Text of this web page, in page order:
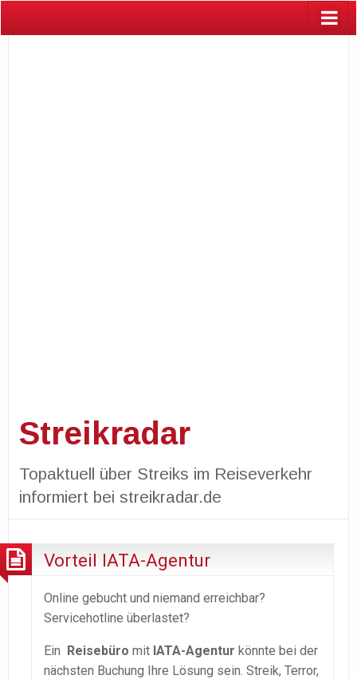
Streikradar
Topaktuell über Streiks im Reiseverkehr
informiert bei streikradar.de
Vorteil IATA-Agentur
Online gebucht und niemand erreichbar?
Servicehotline überlastet?
Ein Reisebüro mit IATA-Agentur könnte bei der
nächsten Buchung Ihre Lösung sein. Streik, Terror,